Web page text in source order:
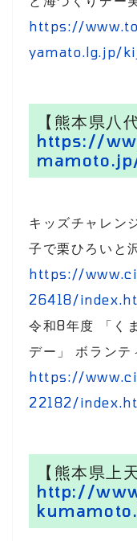
https://
yamato.lg.jp/
【熊本県八
https://
キッズチャレン
子で栗ひろいと
https://
26418/
令和8年度 「く
デー」 ボランテ
https://
22182/
【熊本県上
http://